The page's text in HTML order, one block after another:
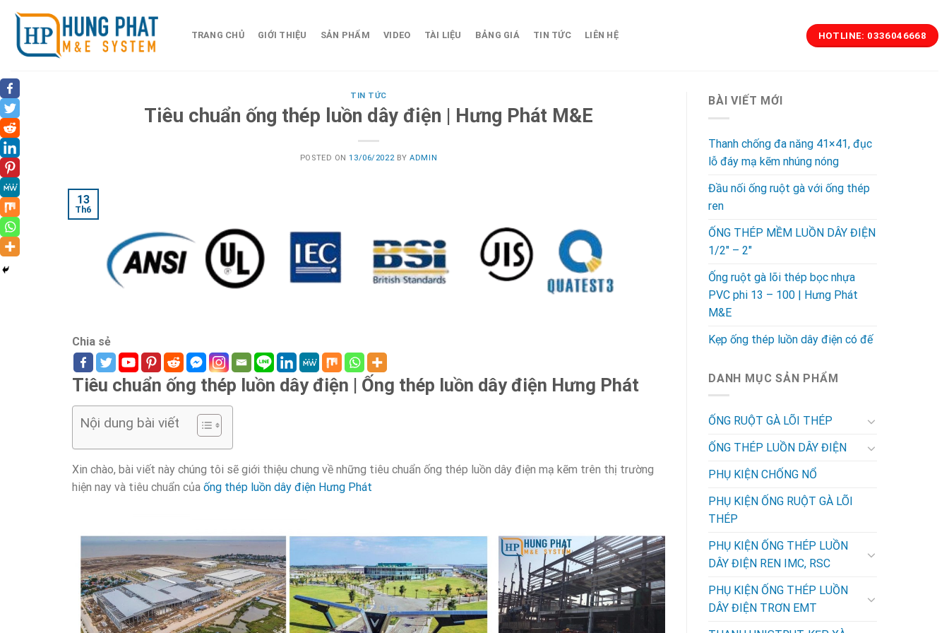
Skip
content
TRANG CHỦ GIỚI THIỆU SẢN PHẨM VIDEO TÀI LIỆU BẢNG GIÁ TIN TỨC LIÊN HỆ HOTLINE: 0336046668
TIN TỨC
Tiêu chuẩn ống thép luồn dây điện | Hưng Phát M&E
POSTED ON13/06/2022 BYADMIN
13
Th6
Chia sẻ
Tiêu chuẩn ống thép luồn dây điện | Ống thép luồn dây điện Hưng Phát
Nội dung bài viết
Xin chào, bài viết này chúng tôi sẽ giới thiệu chung về những tiêu chuẩn ống thép luồn dây điện mạ kẽm trên thị trường
hiện nay và tiêu chuẩn của ống thép luồn dây điện Hưng Phát
BÀI VIẾT MỚI
Thanh chống đa năng 41×41, đục
lỗ đáy mạ kẽm nhúng nóng
Đầu nối ống ruột gà với ống thép
ren
ỐNG THÉP MỀM LUỒN DÂY ĐIỆN
1/2″ – 2″
Ống ruột gà lõi thép bọc nhựa
PVC phi 13 – 100 | Hưng Phát
M&E
Kẹp ống thép luồn dây điện có đế
DANH MỤC SẢN PHẨM
ỐNG RUỘT GÀ LÕI THÉP
ỐNG THÉP LUỒN DÂY ĐIỆN
PHỤ KIỆN CHỐNG NỔ
PHỤ KIỆN ỐNG RUỘT GÀ LÕI
THÉP
PHỤ KIỆN ỐNG THÉP LUỒN
DÂY ĐIỆN REN IMC, RSC
PHỤ KIỆN ỐNG THÉP LUỒN
DÂY ĐIỆN TRƠN EMT